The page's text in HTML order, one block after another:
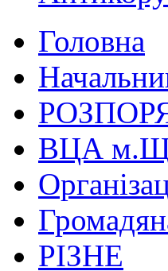
Головна
ВЦА
РІЗНЕ